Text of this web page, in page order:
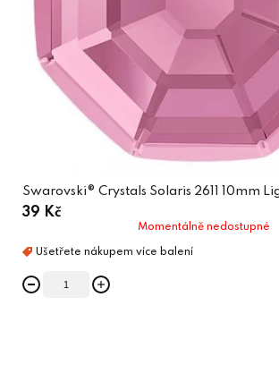
Swarovski® Crystals Solaris 2611 10mm
39 Kč
Momentálně nedostupné